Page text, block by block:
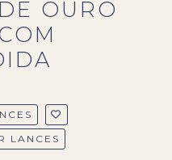
OURO
LANCES